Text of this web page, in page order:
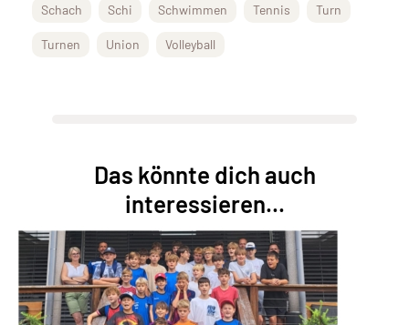
Schach Schi Schwimmen Tennis Turn
Turnen Union Volleyball
Das könnte dich auch
interessieren...